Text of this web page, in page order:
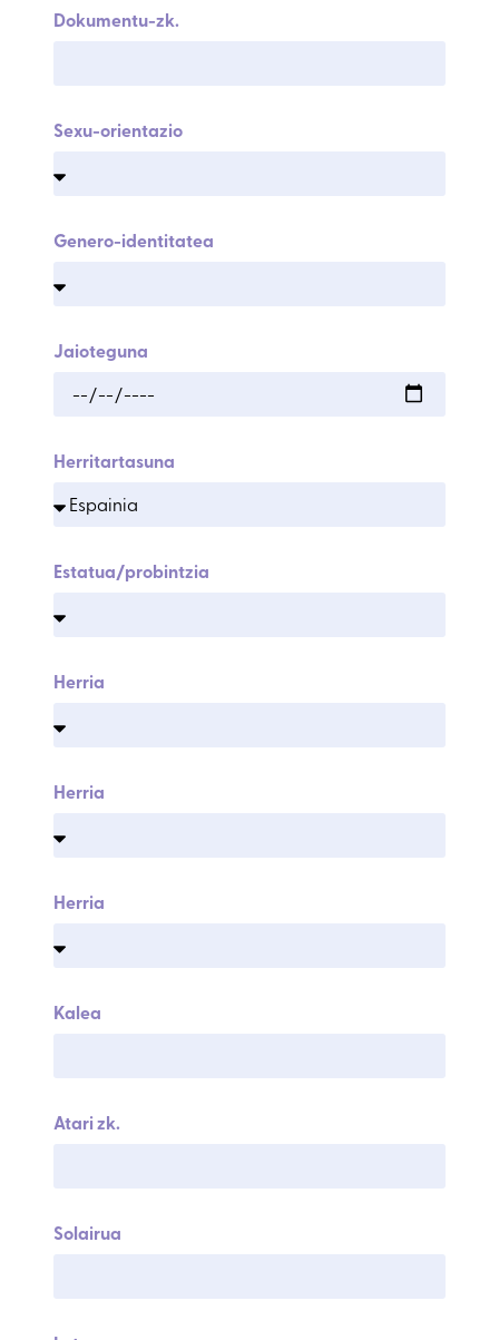
Dokumentu-zk.
Sexu-orientazio
Genero-identitatea
Jaioteguna
Herritartasuna
Estatua/probintzia
Herria
Herria
Herria
Kalea
Atari zk.
Solairua